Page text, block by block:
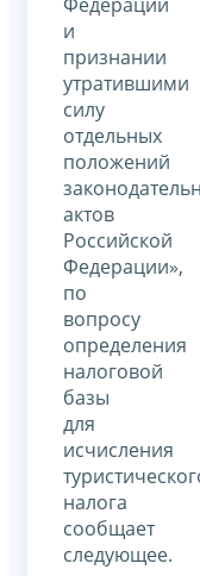
и
признании
утратившими
силу
отдельных
положений
актов
Российской
Федерации»,
по
вопросу
определения
налоговой
базы
для
исчисления
налога
сообщает
следующее.